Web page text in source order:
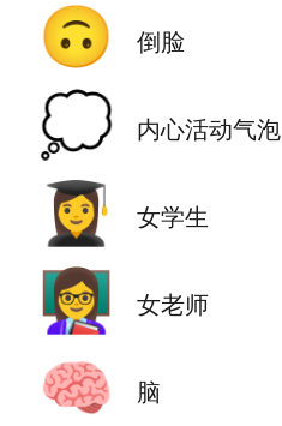
🙃 倒脸
💭 内心活动气泡
👩‍🎓 女学生
👩‍🏫 女老师
🧠 脑